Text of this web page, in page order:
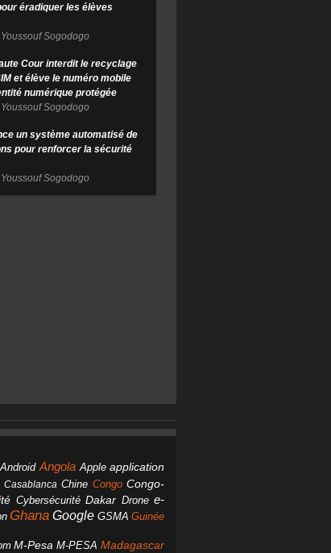
éradiquer les élèves
Youssouf Sogodogo
Cour interdit le recyclage
et élève le numéro mobile
numérique protégée
Youssouf Sogodogo
un système automatisé de
pour renforcer la sécurité
Youssouf Sogodogo
Android Angola Apple application
Casablanca Chine Congo Congo-
Cybersécurité Dakar Drone e-
Ghana Google GSMA Guinée
M-Pesa M-PESA Madagascar